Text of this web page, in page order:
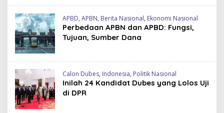
APBD, APBN, Berita Nasional, Ekonomi Nasional
Perbedaan APBN dan APBD: Fungsi,
Tujuan, Sumber Dana
Calon Dubes, Indonesia, Politik Nasional
Inilah 24 Kandidat Dubes yang Lolos Uji
di DPR